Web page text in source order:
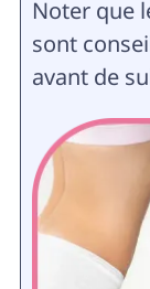
Noter que
sont
avant de